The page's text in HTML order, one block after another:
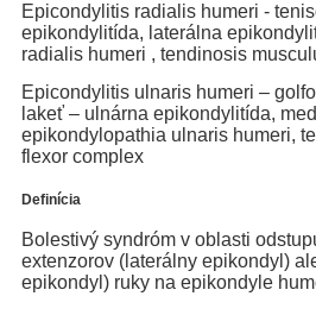
Epicondylitis radialis humeri -
epikondylitída, laterálna
radialis humeri , tendinosis
Epicondylitis ulnaris humeri –
lakeť – ulnárna epikondylitída,
epikondylopathia ulnaris humeri,
flexor complex
Definícia
Bolestivý syndróm v oblasti
extenzorov (laterálny epikondyl)
epikondyl) ruky na epikondyle